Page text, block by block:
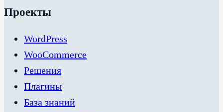
Проекты
WordPress
WooCommerce
Решения
Плагины
База знаний